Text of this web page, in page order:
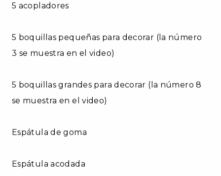
5 acopladores
5 boquillas pequeñas para decorar (la número
3 se muestra en el video)
5 boquillas grandes para decorar (la número 8
se muestra en el video)
Espátula de goma
Espátula acodada